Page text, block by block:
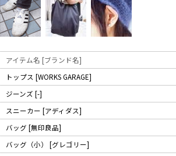
アイテム名 [ブランド名]
トップス [WORKS GARAGE]
ジーンズ [-]
スニーカー [アディダス]
バッグ [無印良品]
バッグ（小） [グレゴリー]